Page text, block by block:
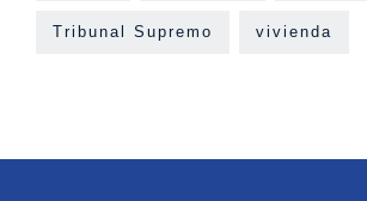
Tribunal Supremo vivienda